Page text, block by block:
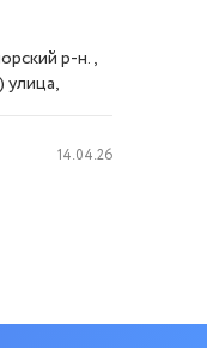
р-н.,
улица,
14.04.26